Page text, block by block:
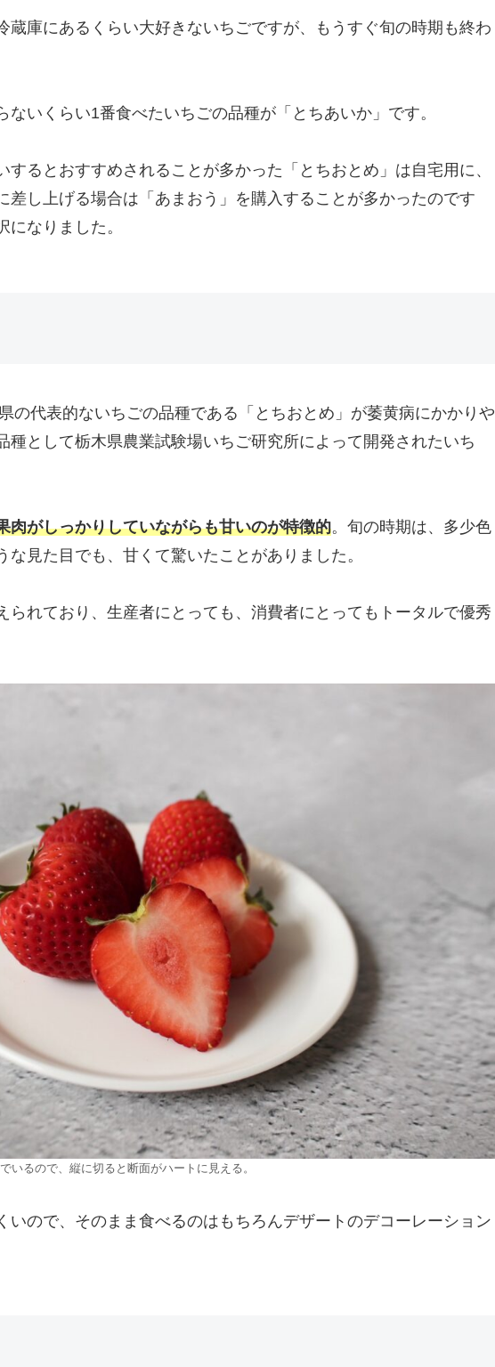
蔵庫にあるくらい大好きないちごですが、もうすぐ旬の時期も終わ
いくらい1番食べたいちごの品種が「とちあいか」です。
るとおすすめされることが多かった「とちおとめ」は自宅用に、
差し上げる場合は「あまおう」を購入することが多かったのです
なりました。
の代表的ないちごの品種である「とちおとめ」が萎黄病にかかりや
種として栃木県農業試験場いちご研究所によって開発されたいち
肉がしっかりしていながらも甘いのが特徴的。旬の時期は、多少色
見た目でも、甘くて驚いたことがありました。
られており、生産者にとっても、消費者にとってもトータルで優秀
いるので、縦に切ると断面がハートに見える。
いので、そのまま食べるのはもちろんデザートのデコーレーション